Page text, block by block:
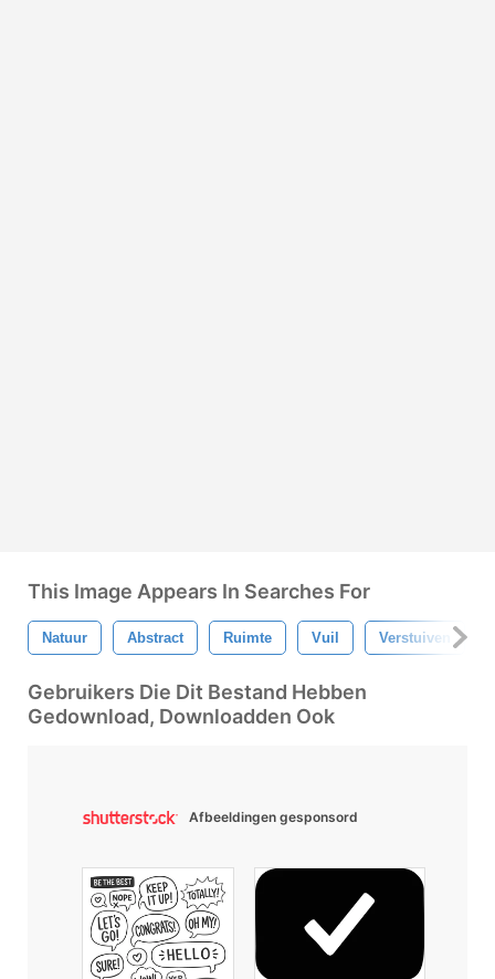
This Image Appears In Searches For
Natuur Abstract Ruimte Vuil Verstuiven
Gebruikers Die Dit Bestand Hebben
Gedownload, Downloadden Ook
Afbeeldingen gesponsord